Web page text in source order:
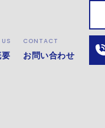
CONTACT
お問い合わせ